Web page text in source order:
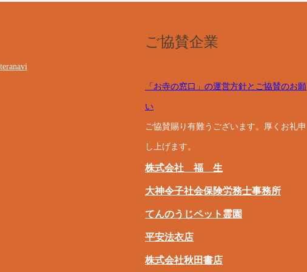
ご協賛企業
「お寺の窓口」の運営方針とご協賛のお願
い
ご協賛賜り有難うございます。厚くお礼申
し上げます。
株式会社 福 生
大神令子社会保険労務士事務所
てんのうじペット霊園
平安法衣店
株式会社秋田書店